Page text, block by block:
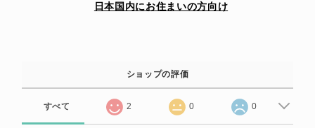
日本国内にお住まいの方向け
ショップの評価
すべて 2 0 0